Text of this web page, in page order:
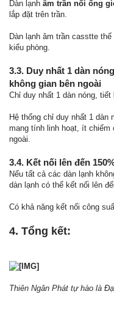
Dàn lạnh âm trần nối ống
lắp đặt trên trần.
Dàn lạnh âm trần casstte
kiểu phòng.
3.3. Duy nhất 1 dàn
không gian bên ngoài
Chỉ duy nhất 1 dàn nóng,
Hệ thống chỉ duy nhất 1
mang tính linh hoạt, ít
ngoài.
3.4. Kết nối lên đến
Nếu tất cả các dàn lạnh
dàn lạnh có thể kết nối lên
Có khả năng kết nối công
4. Tổng kết:
Thiên Ngân Phát tự hào là